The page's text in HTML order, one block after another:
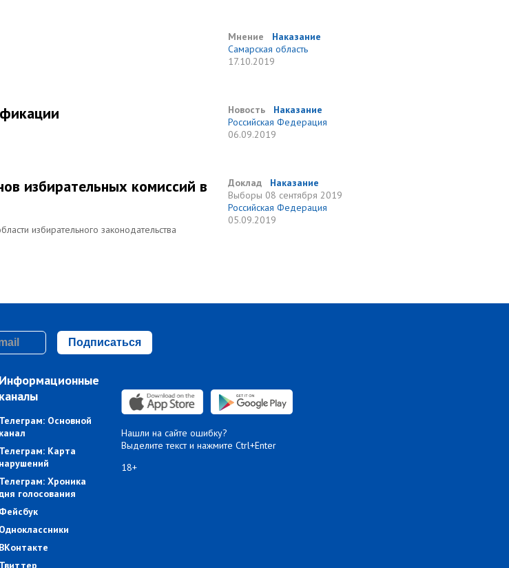
Мнение
Наказание
Самарская область
17.10.2019
Новость
Наказание
Российская Федерация
06.09.2019
избирательных комиссий в
избирательного законодательства
Доклад
Наказание
Выборы 08 сентября 2019
Российская Федерация
05.09.2019
Подписаться
Информационные
каналы
Телеграм: Основной
канал
Телеграм: Карта
нарушений
Телеграм: Хроника
голосования
Фейсбук
Одноклассники
ВКонтакте
Твиттер
Нашли на сайте ошибку?
Выделите текст и нажмите Ctrl+Enter
18+